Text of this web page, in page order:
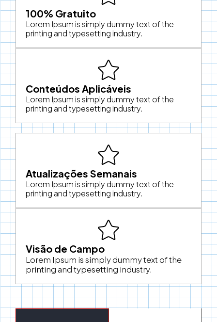
Atualizações Semanais
Lorem Ipsum is simply dummy text of the
printing and typesetting industry.
Visão de Campo
Lorem Ipsum is simply dummy text of the
printing and typesetting industry.
100% Gratuito
Lorem Ipsum is simply dummy text of the
printing and typesetting industry.
Conteúdos Aplicáveis
Lorem Ipsum is simply dummy text of the
printing and typesetting industry.